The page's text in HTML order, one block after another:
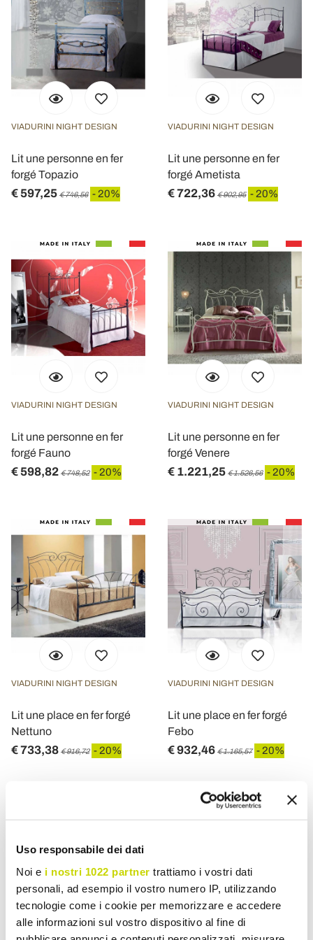
Uso responsabile dei dati
Noi e i nostri 1022 partner trattiamo i vostri dati
personali, ad esempio il vostro numero IP, utilizzando
tecnologie come i cookie per memorizzare e accedere
alle informazioni sul vostro dispositivo al fine di
VIADURINI NIGHT DESIGN
Lit une personne en fer
forgé Topazio
€ 597,25 € 746,56 - 20%
VIADURINI NIGHT DESIGN
Lit une personne en fer
forgé Ametista
€ 722,36 € 902,95 - 20%
VIADURINI NIGHT DESIGN
Lit une personne en fer
forgé Fauno
€ 598,82 € 748,52 - 20%
VIADURINI NIGHT DESIGN
Lit une personne en fer
forgé Venere
€ 1.221,25 € 1.526,56 - 20%
VIADURINI NIGHT DESIGN
Lit une place en fer forgé
Nettuno
€ 733,38 € 916,72 - 20%
VIADURINI NIGHT DESIGN
Lit une place en fer forgé
Febo
€ 932,46 € 1.165,57 - 20%